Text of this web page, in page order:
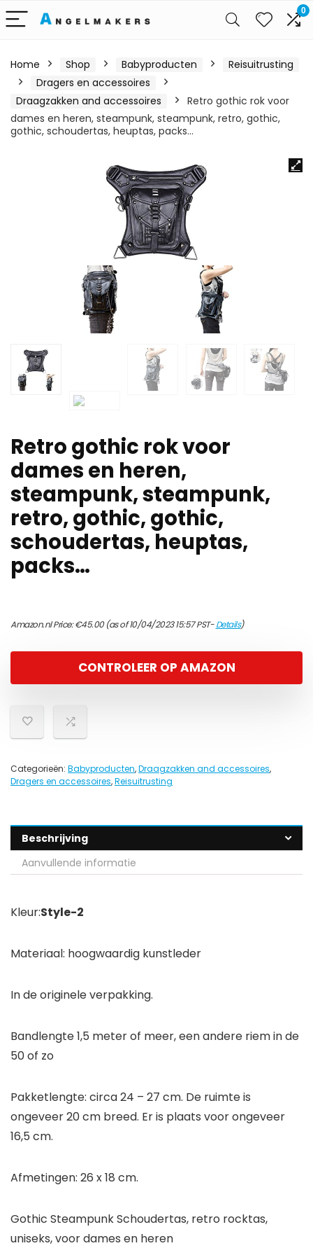
0
Home Shop Babyproducten
Reisuitrusting
Dragers en accessoires
Draagzakken and accessoires
Retro gothic rok voor
dames en heren, steampunk, steampunk, retro, gothic,
gothic, schoudertas, heuptas, packs…
Retro gothic rok voor
dames en heren,
steampunk, steampunk,
retro, gothic, gothic,
schoudertas, heuptas,
packs…
Amazon.nl Price:€45.00(as of 10/04/2023 15:57 PST-Details)
CONTROLEER OP AMAZON
Categorieën: Babyproducten,Draagzakken and accessoires,
Dragers en accessoires,Reisuitrusting
Beschrijving
Aanvullende informatie
Kleur:Style-2
Materiaal: hoogwaardig kunstleder
In de originele verpakking.
Bandlengte 1,5 meter of meer, een andere riem in de
50 of zo
Pakketlengte: circa 24 – 27 cm. De ruimte is
ongeveer 20 cm breed. Er is plaats voor ongeveer
16,5 cm.
Afmetingen: 26 x 18 cm.
Gothic Steampunk Schoudertas, retro rocktas,
uniseks, voor dames en heren